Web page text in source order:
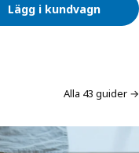
Lägg i kundvagn
Alla 43 guider →